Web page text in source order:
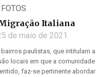
FOTOS
Italiana
de maio de 2021
paulistas, que intitulam a
locais em que a comunidade
faz-se pertinente abordar